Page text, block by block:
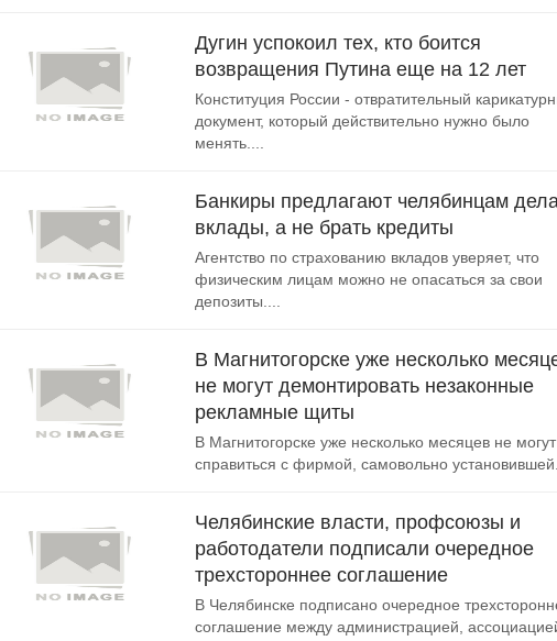
Дугин успокоил тех, кто боится
возвращения Путина еще на 12 лет
Конституция России - отвратительный
документ, который действительно нужно было
менять....
Банкиры предлагают челябинцам
вклады, а не брать кредиты
Агентство по страхованию вкладов уверяет, что
физическим лицам можно не опасаться за свои
депозиты....
В Магнитогорске уже несколько
не могут демонтировать незаконные
рекламные щиты
В Магнитогорске уже несколько месяцев не могут
справиться с фирмой, самовольно
Челябинские власти, профсоюзы и
работодатели подписали очередное
трехстороннее соглашение
В Челябинске подписано очередное
соглашение между администрацией,